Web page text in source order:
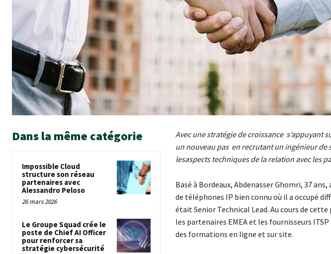
Dans la même catégorie
Impossible Cloud
structure son réseau
partenaires avec
Alessandro Peloso
26 mars 2026
Le Groupe Squad crée le
poste de Chief AI Officer
pour renforcer sa
stratégie cybersécurité
Avec une stratégie de croissance s’appuyant
un nouveau pas en recrutant un ingénieur
lesaspects techniques de la relation avec les
Basé à Bordeaux, Abdenasser Ghomri, 37
de téléphones IP bien connu où il a occupé
était Senior Technical Lead. Au cours de
les partenaires EMEA et les fournisseurs
des formations en ligne et sur site.